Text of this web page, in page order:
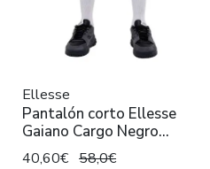
Ellesse
Pantalón corto Ellesse
Gaiano Cargo Negro
Hombre
40,60€ 58,0€